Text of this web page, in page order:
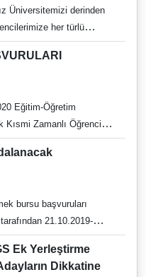
Üniversitemizi derinden
her türlü
her daim onlara
olarak genç
ailesine, arkadaşlarına
Prof. Dr.
Eğitim-Öğretim
Kısmi Zamanlı Öğrenci
sunulmuştur.
OBİS
imzalayarak
etmeleri gerekmektedir.
bursu başvuruları
21.10.2019-
sistemi üzerinden
Dikkatine